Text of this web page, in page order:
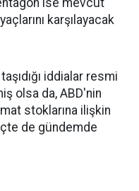
ise mevcut
karşılayacak
iddialar resmi
olsa da, ABD'nin
stoklarına ilişkin
de gündemde